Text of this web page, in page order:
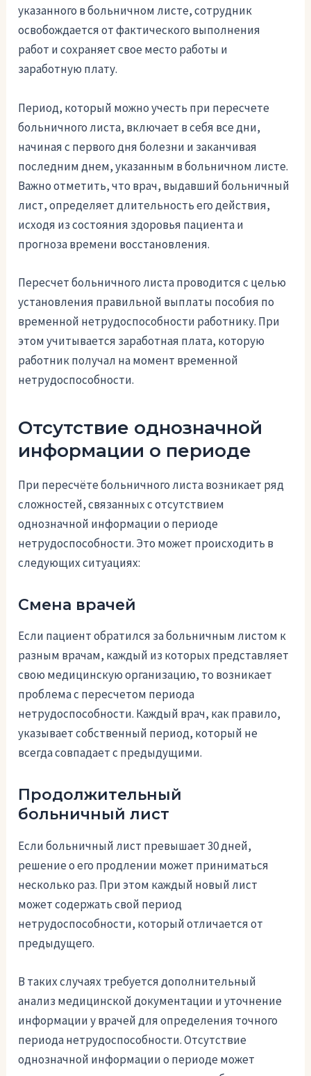
указанного в больничном листе, сотрудник
освобождается от фактического выполнения
работ и сохраняет свое место работы и
заработную плату.
Период, который можно учесть при пересчете
больничного листа, включает в себя все дни,
начиная с первого дня болезни и заканчивая
последним днем, указанным в больничном листе.
Важно отметить, что врач, выдавший больничный
лист, определяет длительность его действия,
исходя из состояния здоровья пациента и
прогноза времени восстановления.
Пересчет больничного листа проводится с целью
установления правильной выплаты пособия по
временной нетрудоспособности работнику. При
этом учитывается заработная плата, которую
работник получал на момент временной
нетрудоспособности.
Отсутствие однозначной
информации о периоде
При пересчёте больничного листа возникает ряд
сложностей, связанных с отсутствием
однозначной информации о периоде
нетрудоспособности. Это может происходить в
следующих ситуациях:
Смена врачей
Если пациент обратился за больничным листом к
разным врачам, каждый из которых представляет
свою медицинскую организацию, то возникает
проблема с пересчетом периода
нетрудоспособности. Каждый врач, как правило,
указывает собственный период, который не
всегда совпадает с предыдущими.
Продолжительный
больничный лист
Если больничный лист превышает 30 дней,
решение о его продлении может приниматься
несколько раз. При этом каждый новый лист
может содержать свой период
нетрудоспособности, который отличается от
предыдущего.
В таких случаях требуется дополнительный
анализ медицинской документации и уточнение
информации у врачей для определения точного
периода нетрудоспособности. Отсутствие
однозначной информации о периоде может